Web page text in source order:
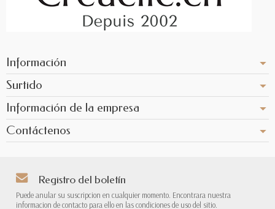
Información
Surtido
Información de la empresa
Contáctenos
Registro del boletín
Puede anular su suscripcion en cualquier momento. Encontrara nuestra
informacion de contacto para ello en las condiciones de uso del sitio.